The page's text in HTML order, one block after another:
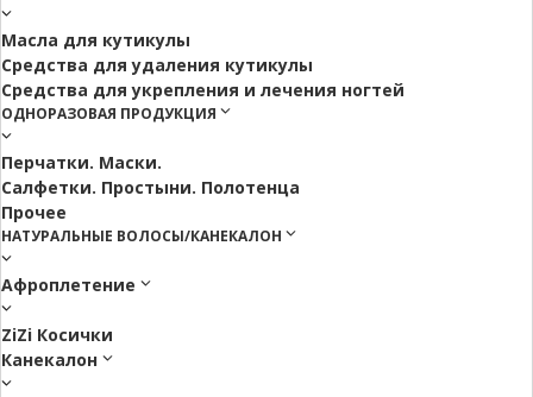
Масла для кутикулы
Средства для удаления кутикулы
Средства для укрепления и лечения ногтей
ОДНОРАЗОВАЯ ПРОДУКЦИЯ
Перчатки. Маски.
Салфетки. Простыни. Полотенца
Прочее
НАТУРАЛЬНЫЕ ВОЛОСЫ/КАНЕКАЛОН
Афроплетение
ZiZi Косички
Канекалон